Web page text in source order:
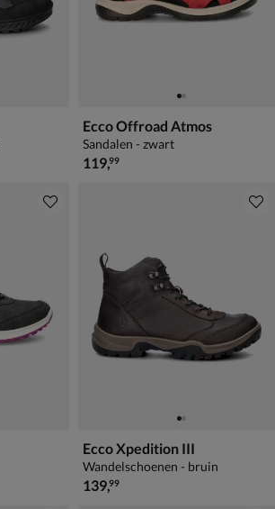
Ecco Offroad Atmos
Sandalen - zwart
€ 119,99
119,99
Ecco Xpedition III
Wandelschoenen - bruin
€ 139,99
139,99